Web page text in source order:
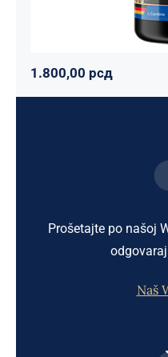
1.800,00 рсд
Prošetajte po našoj
Naš